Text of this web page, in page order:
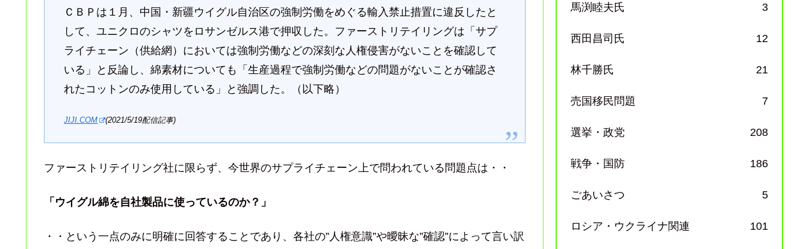
ＣＢＰは１月、中国・新疆ウイグル自治区の強制労働をめぐる輸入禁止措置に違反したと
して、ユニクロのシャツをロサンゼルス港で押収した。ファーストリテイリングは「サプ
ライチェーン（供給網）においては強制労働などの深刻な人権侵害がないことを確認して
いる」と反論し、綿素材についても「生産過程で強制労働などの問題がないことが確認さ
れたコットンのみ使用している」と強調した。（以下略）
JIJI.COM (2021/5/19配信記事)
ファーストリテイリング社に限らず、今世界のサプライチェーン上で問われている問題点は・・
「ウイグル綿を自社製品に使っているのか？」
・・という一点のみに明確に回答することであり、各社の”人権意識”や曖昧な”確認”によって言い訳
馬渕睦夫氏 3
西田昌司氏 12
林千勝氏 21
売国移民問題 7
選挙・政党 208
戦争・国防 186
ごあいさつ 5
ロシア・ウクライナ関連 101